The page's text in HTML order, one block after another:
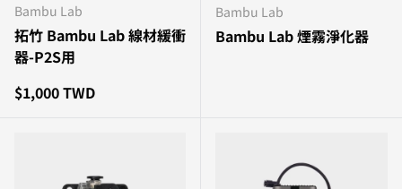
Bambu Lab
拓竹 Bambu Lab 線材緩衝
器-P2S用
原價
$1,000 TWD
Bambu Lab
Bambu Lab 煙霧淨化器